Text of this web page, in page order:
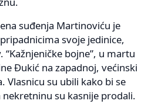
suđenja Martinoviću je
svoje jedinice,
bojne”, u martu
Đukić na zapadnoj, većinski
Vlasnicu su ubili kako bi se
su kasnije prodali.